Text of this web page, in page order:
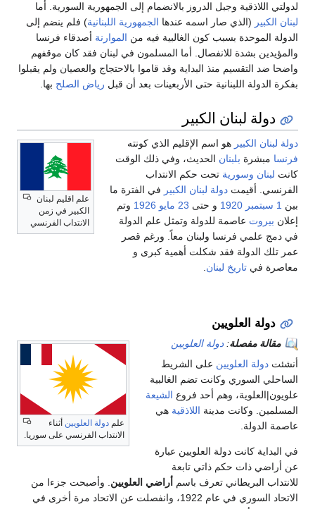
لدولتي اللاذقية وجبل الدروز بالانضمام إلى الجمهورية السورية. أما
لبنان الكبير (الذي صار اسمه عندها الجمهورية اللبنانية) فلم ينضم إلى
الدولة الموحدة بسبب كون الغالبية فيه من الموارنة أصدقاء فرنسا
والمؤيدين بشدة للانفصال. أما المسلمون في لبنان فقد كان موقفهم
واضحا ضد التقسيم منذ البداية وقد قاموا بالاحتجاج والعصيان ولم يقبلوا
بفكرة الدولة اللبنانية حتى الأربعينات بعد أن قبل رياض الصلح بها.
دولة لبنان الكبير
علم اقليم لبنان
الكبير في زمن
الانتداب الفرنسي
دولة لبنان الكبير هو اسم الإقليم الذي كونته
فرنسا مبشرة بلبنان الحديث، وفي ذلك الوقت
كانت لبنان وسورية تحت حكم الانتداب
الفرنسي. أقيمت دولة لبنان الكبير في الفترة ما
بين 1 سبتمبر 1920 و حتى 23 مايو 1926 وتم
إعلان بيروت عاصمة للدولة وتمثل علم الدولة
في دمج علمي فرنسا ولبنان معاً. ورغم قصر
عمر تلك الدولة فقد شكلت أهمية كبرى و
معاصرة في تاريخ لبنان.
دولة العلويين
علم دولة العلويين أثناء
الانتداب الفرنسي على سوريا.
مقالة مفصلة: دولة العلويين
أنشئت دولة العلويين على الشريط
الساحلي السوري وكانت تضم الغالبية
علويون|العلوية، وهم أحد فروع الشيعة
المسلمين. وكانت مدينة اللاذقية هي
عاصمة الدولة.
في البداية كانت دولة العلويين عبارة
عن أراضي ذات حكم ذاتي تابعة
للانتداب البريطاني تعرف باسم
أراضي العلويين . وأصبحت جزءا من
الاتحاد السوري في عام 1922، وانفصلت عن الاتحاد مرة أخرى في